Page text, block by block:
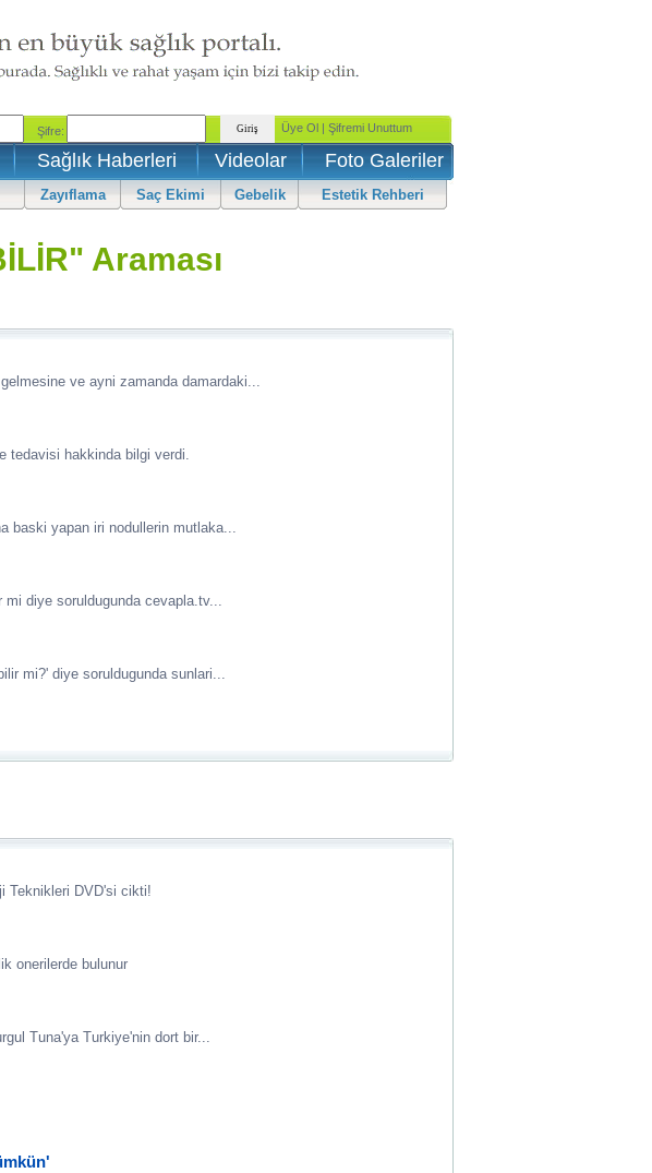
Sağlık Haberleri Videolar Foto Galeriler
Zayıflama Saç Ekimi Gebelik Estetik Rehberi
Araması
ve ayni zamanda damardaki...
tedavisi hakkinda bilgi verdi.
baski yapan iri nodullerin mutlaka...
diye soruldugunda cevapla.tv...
mi?' diye soruldugunda sunlari...
Teknikleri DVD'si cikti!
onerilerde bulunur
Tuna'ya Turkiye'nin dort bir...